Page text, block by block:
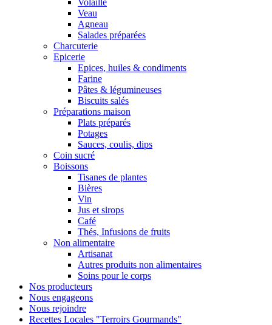
Volaille
Veau
Agneau
Salades préparées
Charcuterie
Epicerie
Epices, huiles & condiments
Farine
Pâtes & légumineuses
Biscuits salés
Préparations maison
Plats préparés
Potages
Sauces, coulis, dips
Coin sucré
Boissons
Tisanes de plantes
Bières
Vin
Jus et sirops
Café
Thés, Infusions de fruits
Non alimentaire
Artisanat
Autres produits non alimentaires
Soins pour le corps
Nos producteurs
Nous engageons
Nous rejoindre
Recettes Locales "Terroirs Gourmands"